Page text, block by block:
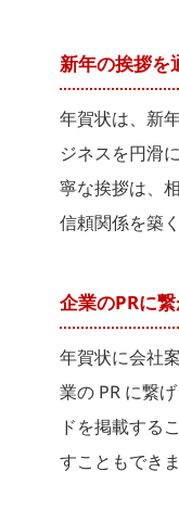
新年の挨拶を
年賀状は、新
ジネスを円滑
寧な挨拶は、
信頼関係を築
企業のPRに
年賀状に会社
業の PR に繋
ドを掲載する
すこともできま